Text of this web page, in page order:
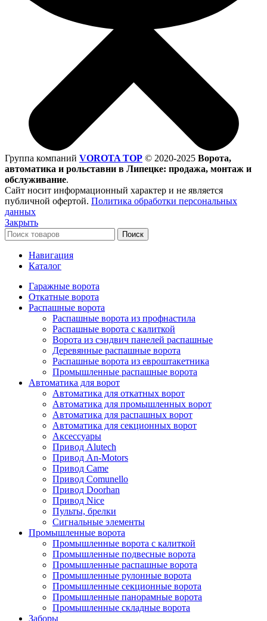
Группа компаний VOROTA TOP © 2020-2025 Ворота,
автоматика и рольставни в Липецке: продажа, монтаж и
обслуживание.
Сайт носит информационный характер и не является
публичной офертой. Политика обработки персональных
данных
Закрыть
Поиск
Навигация
Каталог
Гаражные ворота
Откатные ворота
Распашные ворота
Распашные ворота из профнастила
Распашные ворота с калиткой
Ворота из сэндвич панелей распашные
Деревянные распашные ворота
Распашные ворота из евроштакетника
Промышленные распашные ворота
Автоматика для ворот
Автоматика для откатных ворот
Автоматика для промышленных ворот
Автоматика для распашных ворот
Автоматика для секционных ворот
Аксессуары
Привод Alutech
Привод An-Motors
Привод Came
Привод Comunello
Привод Doorhan
Привод Nice
Пульты, брелки
Сигнальные элементы
Промышленные ворота
Промышленные ворота с калиткой
Промышленные подвесные ворота
Промышленные распашные ворота
Промышленные рулонные ворота
Промышленные секционные ворота
Промышленные панорамные ворота
Промышленные складные ворота
Заборы